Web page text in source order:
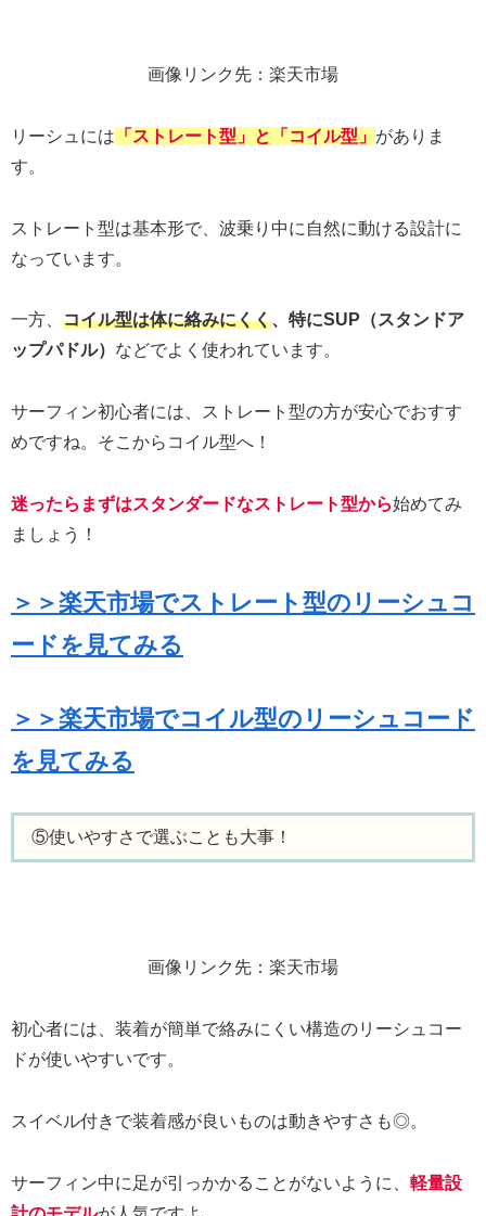
画像リンク先：楽天市場
リーシュには 「ストレート型」と「コイル型」 がありま
す。
ストレート型は基本形で、波乗り中に自然に動ける設計に
なっています。
一方、 コイル型は体に絡みにくく、特にSUP（スタンドア
ップパドル） などでよく使われています。
サーフィン初心者には、ストレート型の方が安心でおすす
めですね。そこからコイル型へ！
迷ったらまずはスタンダードなストレート型から始めてみ
ましょう！
＞＞楽天市場でストレート型のリーシュコ
ードを見てみる
＞＞楽天市場でコイル型のリーシュコード
を見てみる
⑤使いやすさで選ぶことも大事！
画像リンク先：楽天市場
初心者には、装着が簡単で絡みにくい構造のリーシュコー
ドが使いやすいです。
スイベル付きで装着感が良いものは動きやすさも◎。
サーフィン中に足が引っかかることがないように、 軽量設